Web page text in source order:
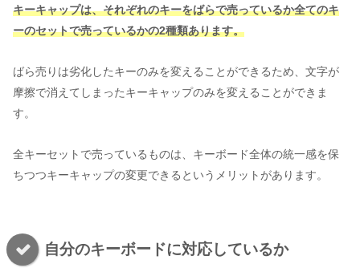
キーキャップは、それぞれのキーをばらで売っているか全てのキ
ーのセットで売っているかの2種類あります。
ばら売りは劣化したキーのみを変えることができるため、文字が
摩擦で消えてしまったキーキャップのみを変えることができま
す。
全キーセットで売っているものは、キーボード全体の統一感を保
ちつつキーキャップの変更できるというメリットがあります。
自分のキーボードに対応しているか